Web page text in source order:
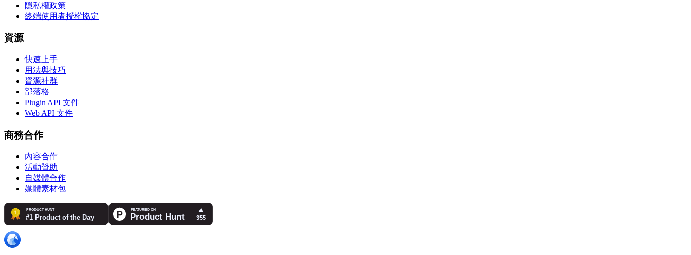
隱私權政策
終端使用者授權協定
資源
快速上手
用法與技巧
資源社群
部落格
Plugin API 文件
Web API 文件
商務合作
內容合作
活動贊助
自媒體合作
媒體素材包